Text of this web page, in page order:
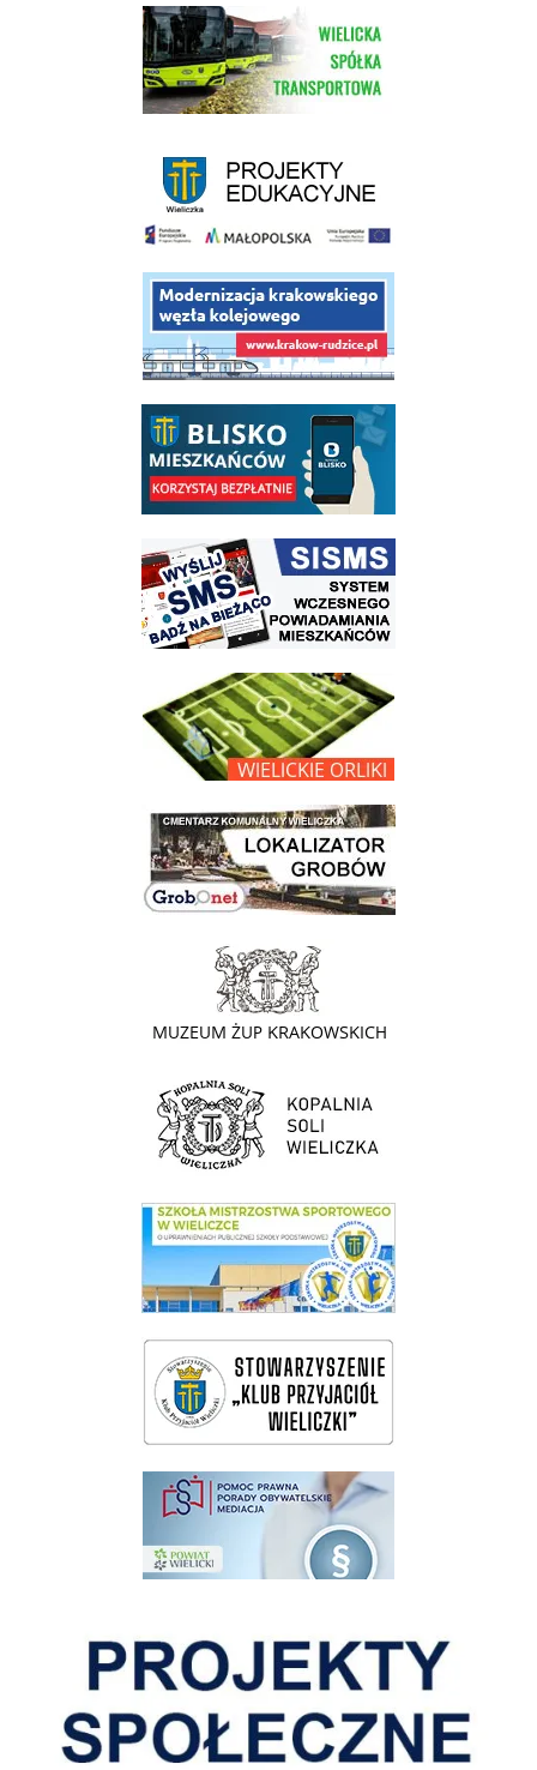
link do strony Wielickiej Spółki Transportowej
link do opisu projektu budowy linii kolejowej Krakow Rudzice
link do opisu aplikacji - BLISKO, Gmina Wieliczka w aplikacji Blisko
link do strony systemu wczesnego ostrzegania mieszkańców SISMS
link do opisu projektu Wielickie Orliki
link do lokalizatora grobów na wielickim cmentarzu - grobnet
link do strony - Muzeum Żup Krakowskich Wieliczka
link do strony Kopalni Soli Wieliczka
link do SMS Wieliczka
wieliczka-wieliczanie na bis
pomoc prawna wieliczka